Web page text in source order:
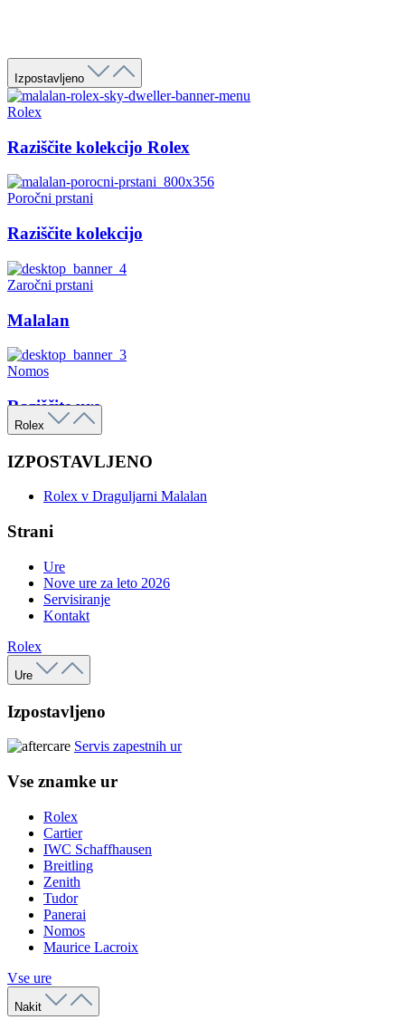
Izpostavljeno
Rolex
Raziščite kolekcijo Rolex
Poročni prstani
Raziščite kolekcijo
Zaročni prstani
Malalan
Nomos
Raziščite ure
Rolex
IZPOSTAVLJENO
Rolex v Draguljarni Malalan
Strani
Ure
Nove ure za leto 2026
Servisiranje
Kontakt
Rolex
Ure
Izpostavljeno
Servis zapestnih ur
Vse znamke ur
Rolex
Cartier
IWC Schaffhausen
Breitling
Zenith
Tudor
Panerai
Nomos
Maurice Lacroix
Vse ure
Nakit